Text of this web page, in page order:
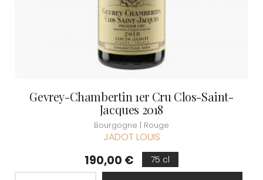
Gevrey-Chambertin 1er Cru Clos-Saint-
Jacques 2018
Bourgogne | Rouge
JADOT LOUIS
Prix
190,00 € 75 cl